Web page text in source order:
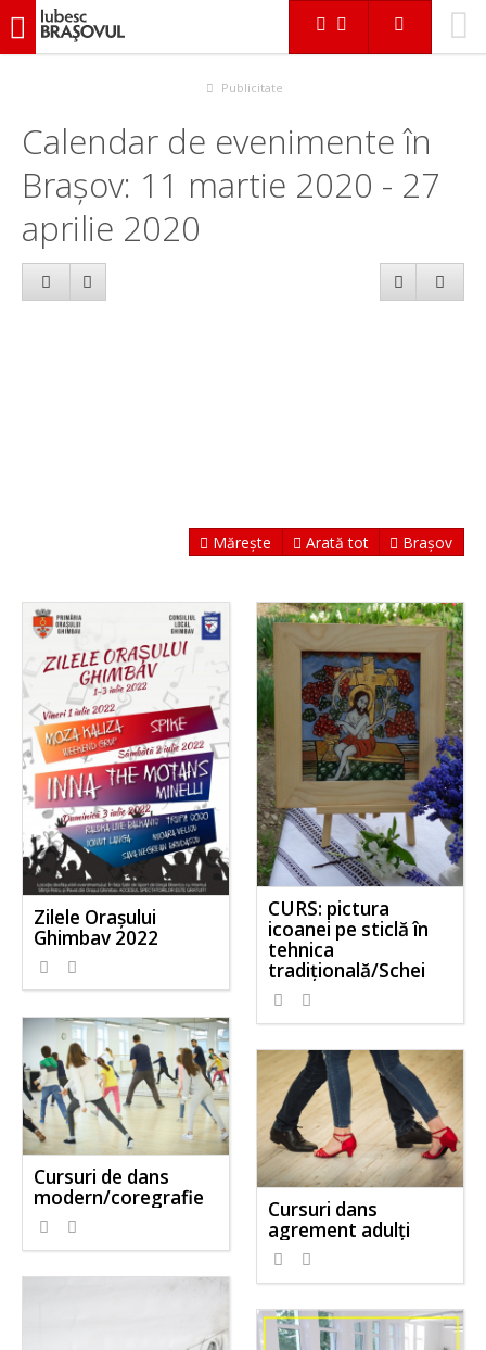
iubescbraşovul.ro
Publicitate
Calendar de evenimente în
Brașov: 11 martie 2020 - 27
aprilie 2020
Mărește Arată tot Brașov
Zilele Orașului
Ghimbav 2022
CURS: pictura
icoanei pe sticlă în
tehnica
tradițională/Schei
Cursuri de dans
modern/coregrafie
Cursuri dans
agrement adulți